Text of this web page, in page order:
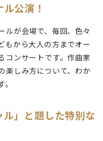
公演！
ルが会場で、毎回、色々
もから大人の方までオー
コンサートです。作曲家
楽しみ方について、わか
」と題した特別な